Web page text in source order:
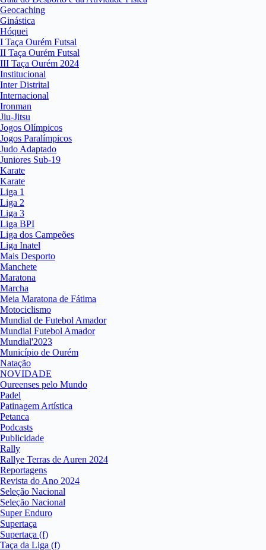
Geocaching
Ginástica
Hóquei
I Taça Ourém Futsal
II Taça Ourém Futsal
III Taça Ourém 2024
Institucional
Inter Distrital
Internacional
Ironman
Jiu-Jitsu
Jogos Olímpicos
Jogos Paralímpicos
Judo Adaptado
Juniores Sub-19
Karate
Karate
Liga 1
Liga 2
Liga 3
Liga BPI
Liga dos Campeões
Liga Inatel
Mais Desporto
Manchete
Maratona
Marcha
Meia Maratona de Fátima
Motociclismo
Mundial de Futebol Amador
Mundial Futebol Amador
Mundial'2023
Município de Ourém
Natação
NOVIDADE
Oureenses pelo Mundo
Padel
Patinagem Artística
Petanca
Podcasts
Publicidade
Rally
Rallye Terras de Auren 2024
Reportagens
Revista do Ano 2024
Seleção Nacional
Seleção Nacional
Super Enduro
Supertaça
Supertaça (f)
Taça da Liga (f)